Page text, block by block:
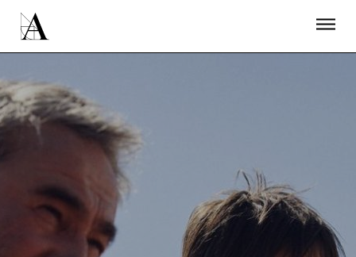
ÚNETE A LA ACADEMIA DE CINE